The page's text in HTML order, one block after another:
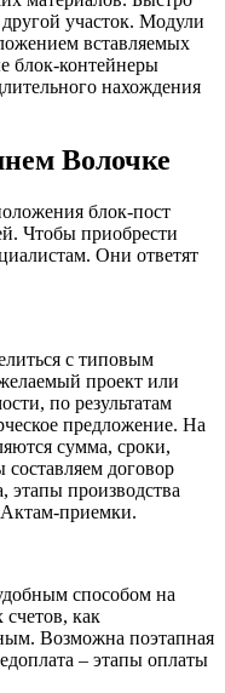
участок. Модули
вставляемых
блок-контейнеры
нахождения
Волочке
блок-пост
Чтобы приобрести
Они ответят
с типовым
проект или
по результатам
предложение. На
сумма, сроки,
договор
этапы производства
приемки.
способом на
как
Возможна поэтапная
– этапы оплаты